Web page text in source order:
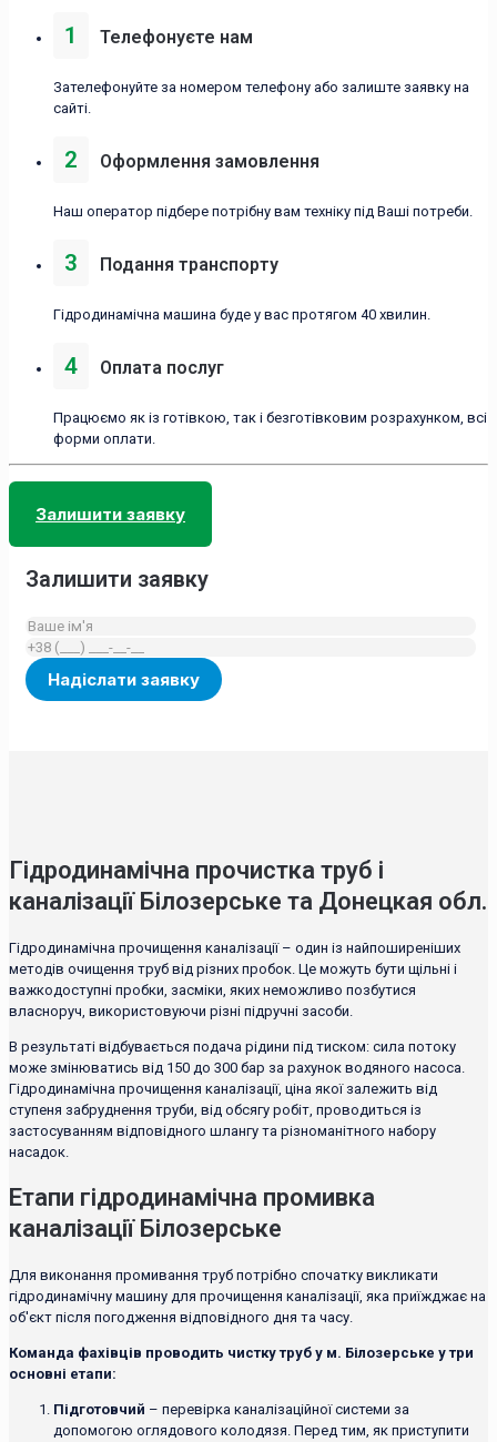
1 Телефонуєте нам
Зателефонуйте за номером телефону або залиште заявку на
сайті.
2 Оформлення замовлення
Наш оператор підбере потрібну вам техніку під Ваші потреби.
3 Подання транспорту
Гідродинамічна машина буде у вас протягом 40 хвилин.
4 Оплата послуг
Працюємо як із готівкою, так і безготівковим розрахунком, всі
форми оплати.
Залишити заявку
Залишити заявку
Гідродинамічна прочистка труб і
каналізації Білозерське та Донецкая обл.
Гідродинамічна прочищення каналізації – один із найпоширеніших
методів очищення труб від різних пробок. Це можуть бути щільні і
важкодоступні пробки, засміки, яких неможливо позбутися
власноруч, використовуючи різні підручні засоби.
В результаті відбувається подача рідини під тиском: сила потоку
може змінюватись від 150 до 300 бар за рахунок водяного насоса.
Гідродинамічна прочищення каналізації, ціна якої залежить від
ступеня забруднення труби, від обсягу робіт, проводиться із
застосуванням відповідного шлангу та різноманітного набору
насадок.
Етапи гідродинамічна промивка
каналізації Білозерське
Для виконання промивання труб потрібно спочатку викликати
гідродинамічну машину для прочищення каналізації, яка приїжджає на
об'єкт після погодження відповідного дня та часу.
Команда фахівців проводить чистку труб у м. Білозерське у три
основні етапи:
Підготовчий – перевірка каналізаційної системи за
допомогою оглядового колодязя. Перед тим, як приступити